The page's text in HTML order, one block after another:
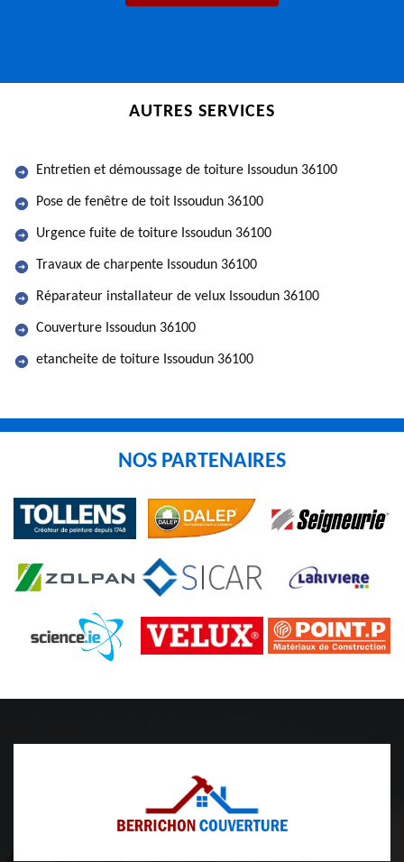
AUTRES SERVICES
Entretien et démoussage de toiture Issoudun 36100
Pose de fenêtre de toit Issoudun 36100
Urgence fuite de toiture Issoudun 36100
Travaux de charpente Issoudun 36100
Réparateur installateur de velux Issoudun 36100
Couverture Issoudun 36100
etancheite de toiture Issoudun 36100
NOS PARTENAIRES